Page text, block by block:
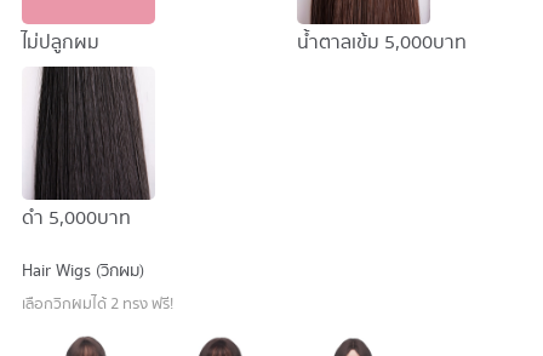
ไม่ปลูกผม น้ำตาลเข้ม 5,000 บาท
ดำ 5,000 บาท
Hair Wigs (วิกผม)
เลือกวิกผมได้ 2 ทรง ฟรี!